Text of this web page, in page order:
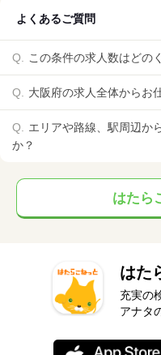
よくあるご質問
この条件の求人数はどの
大阪府の求人全体からお
エリアや路線、駅周辺か
か？
はたら
はた
充実の
アナタ